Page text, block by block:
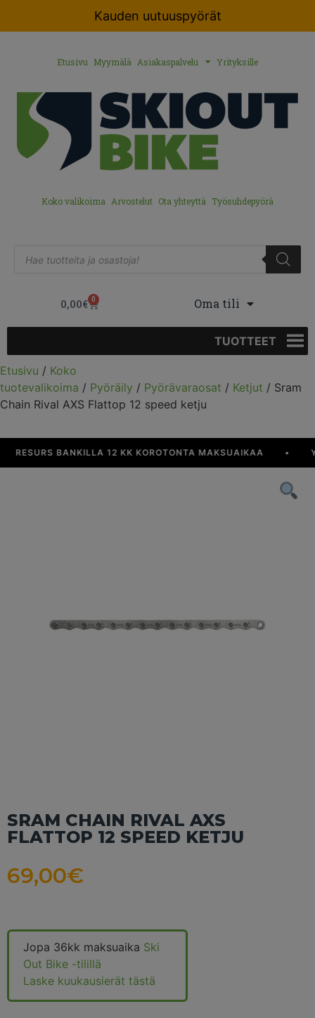
Kauden uutuuspyörät
Etusivu Myymälä Asiakaspalvelu Yrityksille
Koko valikoima Arvostelut Ota yhteyttä Työsuhdepyörä
0,00€ 0 Oma tili
TUOTTEET
Etusivu / Koko
tuotevalikoima / Pyöräily / Pyörävaraosat / Ketjut / Sram
Chain Rival AXS Flattop 12 speed ketju
RESURS BANKILLA 12 KK KOROTONTA MAKSUAIKAA
SRAM CHAIN RIVAL AXS
FLATTOP 12 SPEED KETJU
69,00€
Jopa 36kk maksuaika Ski
Out Bike -tilillä
Laske kuukausierät tästä